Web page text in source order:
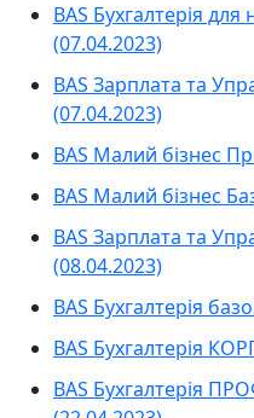
BAS Бухгалтерія
(07.04.2023)
BAS Зарплата та
(07.04.2023)
BAS Малий бізнес
BAS Малий бізнес
BAS Зарплата та
(08.04.2023)
BAS Бухгалтерія
BAS Бухгалтерія
BAS Бухгалтерія